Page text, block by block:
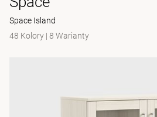
Space Island
48 Kolory | 8 Warianty